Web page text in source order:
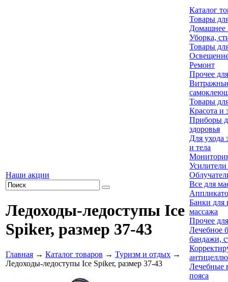
Наши акции
Ледоходы-ледоступы Ice
Spiker, размер 37-43
Главная → Каталог товаров → Туризм и отдых →
Ледоходы-ледоступы Ice Spiker, размер 37-43
Каталог
Товары
Домашнее
Уборка,
Товары
Ремонт
Прочее
Товары
Красота и
Приборы
здоровья
Для ухода
и тела
Усилители
Все для
Банки для
массажа
Прочее
Лечебное
бандажи,
Лечебные
пояса